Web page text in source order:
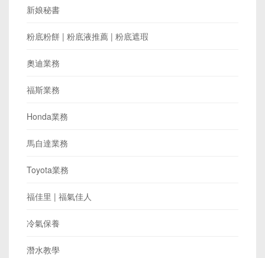
新娘秘書
粉底粉餅 | 粉底液推薦 | 粉底遮瑕
奧迪業務
福斯業務
Honda業務
馬自達業務
Toyota業務
福佳里 | 福氣佳人
冷氣保養
潛水教學